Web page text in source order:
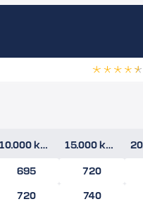
10.000 km/jr 15.000 km/jr
695 720
720 740